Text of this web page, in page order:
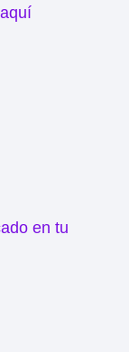
en tu